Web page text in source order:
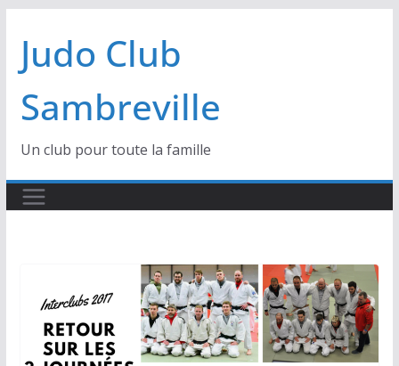
contenu
Judo Club
Sambreville
Un club pour toute la famille